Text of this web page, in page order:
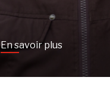
En savoir plus